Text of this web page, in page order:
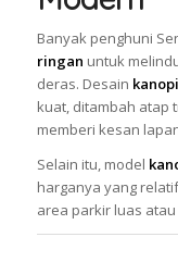
Banyak penghuni
ringan untuk
deras. Desain
kuat, ditambah atap
memberi kesan
Selain itu, model
harganya yang
area parkir luas